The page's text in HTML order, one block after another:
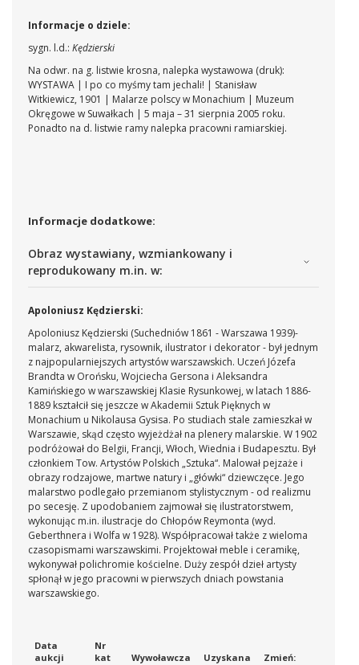
Informacje o dziele:
sygn. l.d.: Kędzierski
Na odwr. na g. listwie krosna, nalepka wystawowa (druk):
WYSTAWA | I po co myśmy tam jechali! | Stanisław
Witkiewicz, 1901 | Malarze polscy w Monachium | Muzeum
Okręgowe w Suwałkach | 5 maja – 31 sierpnia 2005 roku.
Ponadto na d. listwie ramy nalepka pracowni ramiarskiej.
Informacje dodatkowe:
Obraz wystawiany, wzmiankowany i
reprodukowany m.in. w:
Apoloniusz Kędzierski:
Apoloniusz Kędzierski (Suchedniów 1861 - Warszawa 1939)-
malarz, akwarelista, rysownik, ilustrator i dekorator - był jednym
z najpopularniejszych artystów warszawskich. Uczeń Józefa
Brandta w Orońsku, Wojciecha Gersona i Aleksandra
Kamińskiego w warszawskiej Klasie Rysunkowej, w latach 1886-
1889 kształcił się jeszcze w Akademii Sztuk Pięknych w
Monachium u Nikolausa Gysisa. Po studiach stale zamieszkał w
Warszawie, skąd często wyjeżdżał na plenery malarskie. W 1902
podróżował do Belgii, Francji, Włoch, Wiednia i Budapesztu. Był
członkiem Tow. Artystów Polskich „Sztuka“. Malował pejzaże i
obrazy rodzajowe, martwe natury i „główki“ dziewczęce. Jego
malarstwo podlegało przemianom stylistycznym - od realizmu
po secesję. Z upodobaniem zajmował się ilustratorstwem,
wykonując m.in. ilustracje do Chłopów Reymonta (wyd.
Geberthnera i Wolfa w 1928). Współpracował także z wieloma
czasopismami warszawskimi. Projektował meble i ceramikę,
wykonywał polichromie kościelne. Duży zespół dzieł artysty
spłonął w jego pracowni w pierwszych dniach powstania
warszawskiego.
Data
aukcji
Nr
kat
Wywoławcza Uzyskana Zmień: